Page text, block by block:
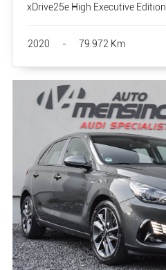
xDrive25e High Executive Edition
2020 - 79.972 Km